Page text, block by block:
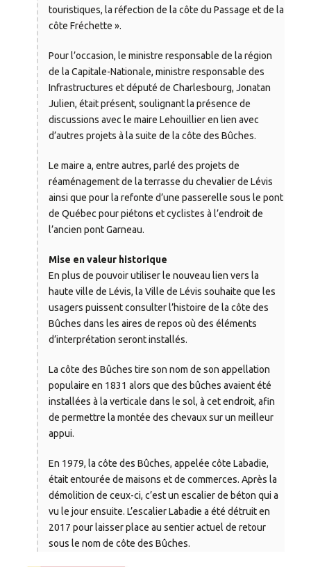
touristiques, la réfection de la côte du Passage et de la
côte Fréchette ».
Pour l’occasion, le ministre responsable de la région
de la Capitale-Nationale, ministre responsable des
Infrastructures et député de Charlesbourg, Jonatan
Julien, était présent, soulignant la présence de
discussions avec le maire Lehouillier en lien avec
d’autres projets à la suite de la côte des Bûches.
Le maire a, entre autres, parlé des projets de
réaménagement de la terrasse du chevalier de Lévis
ainsi que pour la refonte d’une passerelle sous le pont
de Québec pour piétons et cyclistes à l’endroit de
l’ancien pont Garneau.
Mise en valeur historique
En plus de pouvoir utiliser le nouveau lien vers la
haute ville de Lévis, la Ville de Lévis souhaite que les
usagers puissent consulter l’histoire de la côte des
Bûches dans les aires de repos où des éléments
d’interprétation seront installés.
La côte des Bûches tire son nom de son appellation
populaire en 1831 alors que des bûches avaient été
installées à la verticale dans le sol, à cet endroit, afin
de permettre la montée des chevaux sur un meilleur
appui.
En 1979, la côte des Bûches, appelée côte Labadie,
était entourée de maisons et de commerces. Après la
démolition de ceux-ci, c’est un escalier de béton qui a
vu le jour ensuite. L’escalier Labadie a été détruit en
2017 pour laisser place au sentier actuel de retour
sous le nom de côte des Bûches.